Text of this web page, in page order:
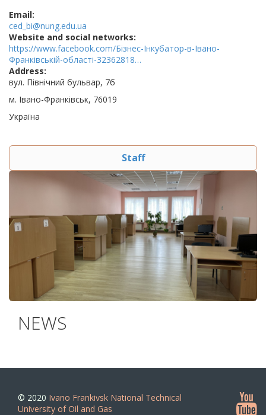
Email:
ced_bi@nung.edu.ua
Website and social networks:
https://www.facebook.com/Бізнес-Інкубатор-в-Івано-
Франківській-області-32362818…
Address:
вул. Північний бульвар, 7б
м. Івано-Франківськ, 76019
Україна
Staff
NEWS
© 2020 Ivano Frankivsk National Technical
University of Oil and Gas